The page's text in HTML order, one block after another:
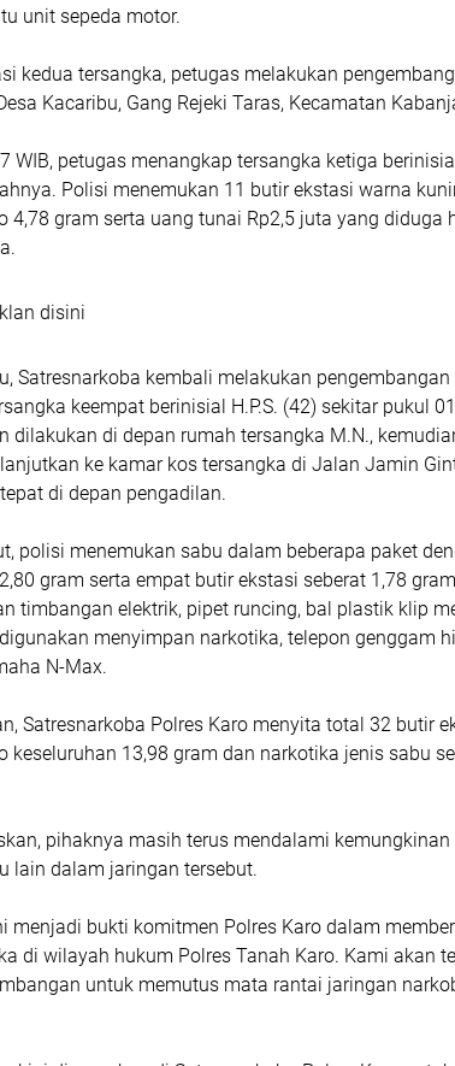
unit sepeda motor.
kedua tersangka, petugas melakukan
Kacaribu, Gang Rejeki Taras, Kecamatan
WIB, petugas menangkap tersangka ketiga
Polisi menemukan 11 butir ekstasi warna
4,78 gram serta uang tunai Rp2,5 juta yang diduga
disini
Satresnarkoba kembali melakukan pengembangan
keempat berinisial H.P.S. (42) sekitar pukul
dilakukan di depan rumah tersangka M.N.,
ke kamar kos tersangka di Jalan Jamin
di depan pengadilan.
polisi menemukan sabu dalam beberapa paket
gram serta empat butir ekstasi seberat 1,78
timbangan elektrik, pipet runcing, bal plastik klip
menyimpan narkotika, telepon genggam
N-Max.
Satresnarkoba Polres Karo menyita total 32 butir
keseluruhan 13,98 gram dan narkotika jenis sabu
pihaknya masih terus mendalami kemungkinan
lain dalam jaringan tersebut.
menjadi bukti komitmen Polres Karo dalam
di wilayah hukum Polres Tanah Karo. Kami akan
untuk memutus mata rantai jaringan